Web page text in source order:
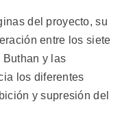
del proyecto, su
entre los siete
Buthan y las
los diferentes
y supresión del